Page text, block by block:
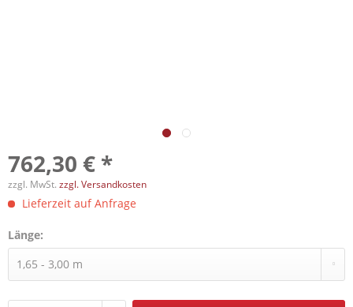
762,30 € *
zzgl. MwSt. zzgl. Versandkosten
Lieferzeit auf Anfrage
Länge: